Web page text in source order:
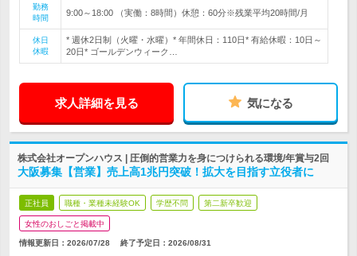
勤務
時間
9:00～18:00 （実働：8時間）休憩：60分※残業平均20時間/月
休日
休暇
* 週休2日制（火曜・水曜）* 年間休日：110日* 有給休暇：10日～
20日* ゴールデンウィーク…
求人詳細を見る 気になる
株式会社オープンハウス | 圧倒的営業力を身につけられる環境/年賞与2回
大阪募集【営業】売上高1兆円突破！拡大を目指す立役者に
正社員 職種・業種未経験OK 学歴不問 第二新卒歓迎
女性のおしごと掲載中
情報更新日：2026/07/28 終了予定日： 2026/08/31